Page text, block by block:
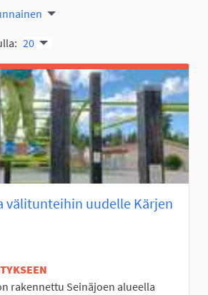
20
välitunteihin uudelle Kärjen
rakennettu Seinäjoen alueella